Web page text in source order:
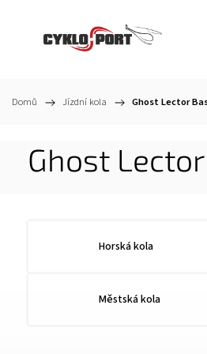
Domů / Jízdní kola / Ghost Lector
Ghost
Horská kola
Městská kola